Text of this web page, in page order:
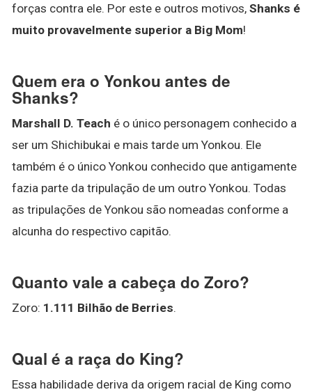
forças contra ele. Por este e outros motivos, Shanks é
muito provavelmente superior a Big Mom!
Quem era o Yonkou antes de
Shanks?
Marshall D. Teach é o único personagem conhecido a
ser um Shichibukai e mais tarde um Yonkou. Ele
também é o único Yonkou conhecido que antigamente
fazia parte da tripulação de um outro Yonkou. Todas
as tripulações de Yonkou são nomeadas conforme a
alcunha do respectivo capitão.
Quanto vale a cabeça do Zoro?
Zoro: 1.111 Bilhão de Berries.
Qual é a raça do King?
Essa habilidade deriva da origem racial de King como